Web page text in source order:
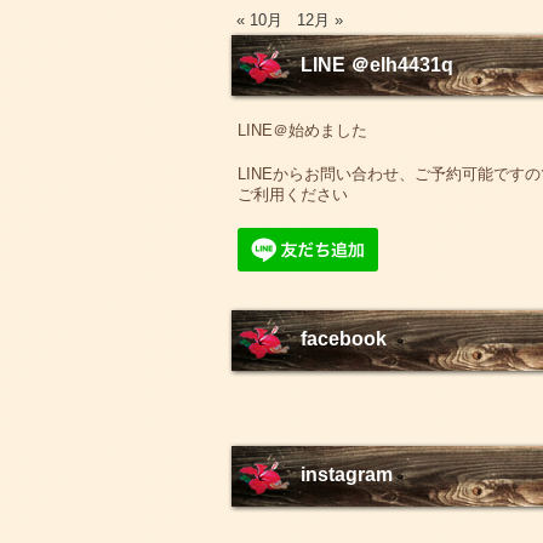
« 10月 12月 »
LINE ＠elh4431q
LINE＠始めました
LINEからお問い合わせ、ご予約可能です
ご利用ください
facebook
instagram